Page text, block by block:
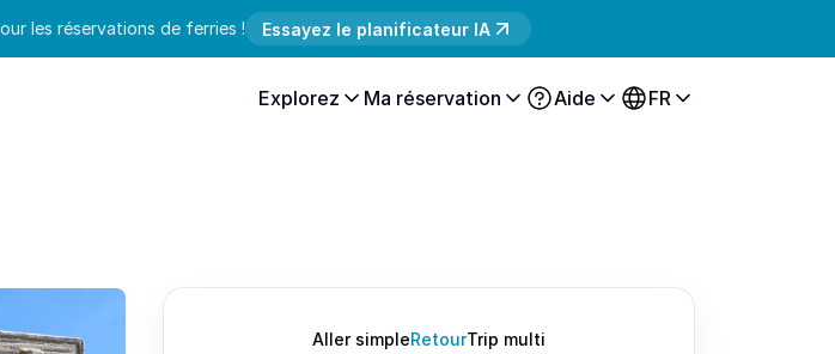
les réservations de ferries ! Essayez le planificateur IA
Explorez Ma réservation Aide FR
Aller simpleRetourTrip multi